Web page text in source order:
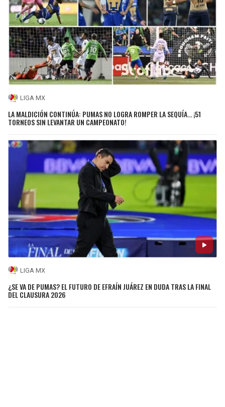
LIGA MX
LA MALDICIÓN CONTINÚA: PUMAS NO LOGRA ROMPER LA SEQUÍA... ¡51
TORNEOS SIN LEVANTAR UN CAMPEONATO!
LIGA MX
¿SE VA DE PUMAS? EL FUTURO DE EFRAÍN JUÁREZ EN DUDA TRAS LA FINAL
DEL CLAUSURA 2026